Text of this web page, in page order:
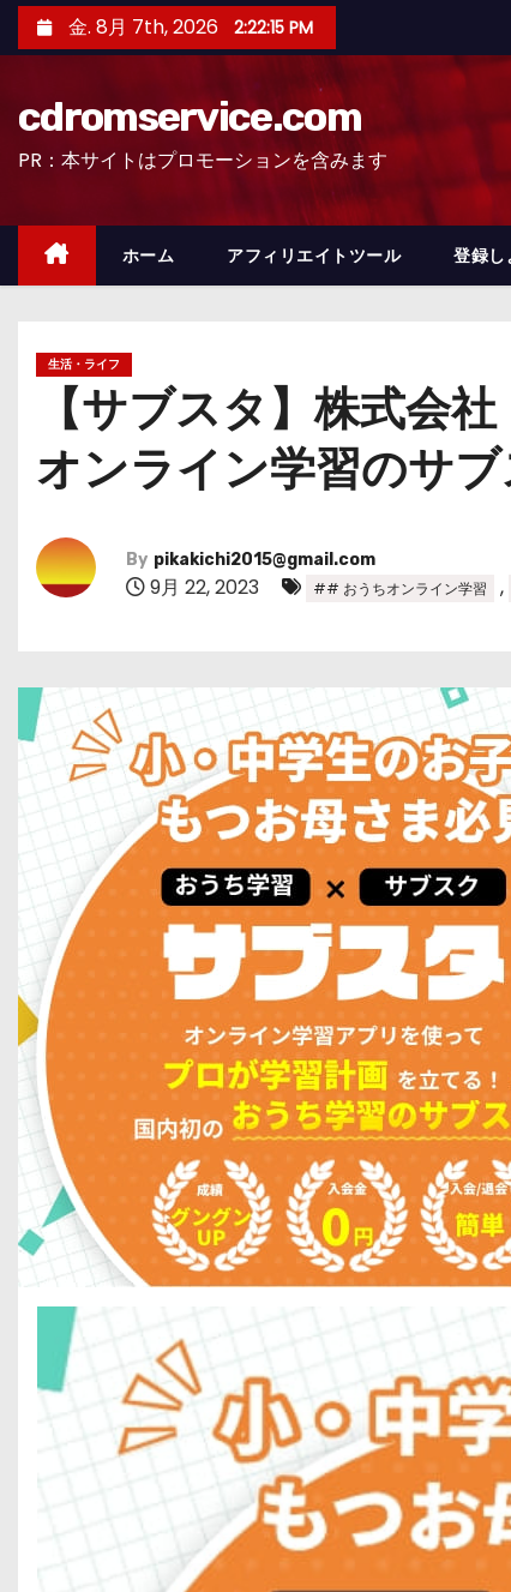
ン
ッ
金. 8月 7th, 2026 2:22:16 PM
cdromservice.com
PR：本サイトはプロモーションを含みます
ホーム アフィリエイトツール 登録し
生活・ライフ
【サブスタ】株式会
オンライン学習のサブ
By pikakichi2015@gmail.com
9月 22, 2023 ## おうちオンライン学習 ,